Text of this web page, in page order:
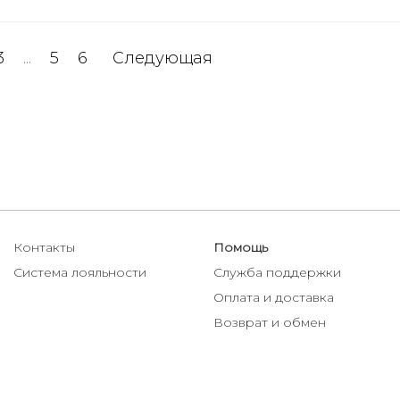
... 5 6 Следующая
Контакты
Система лояльности
Помощь
Служба поддержки
Оплата и доставка
Возврат и обмен